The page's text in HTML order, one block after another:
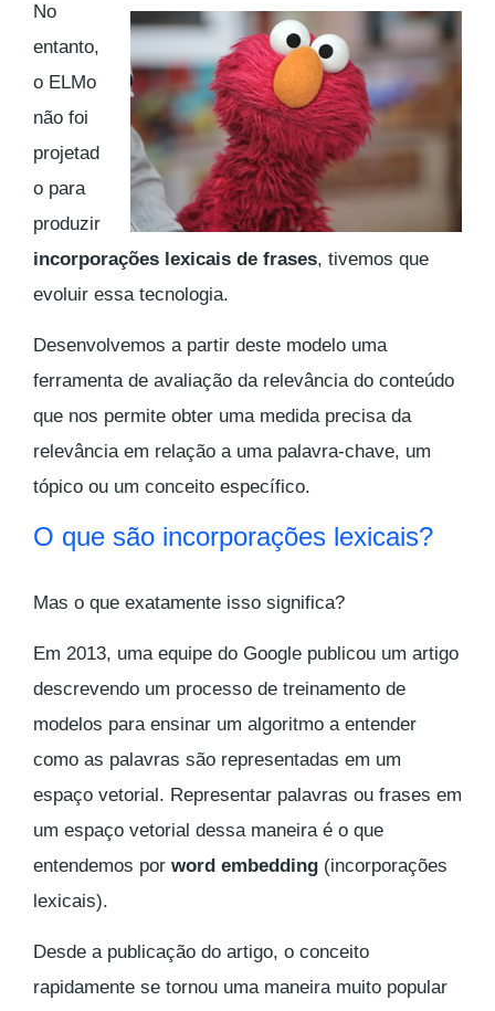
No
entanto,
o ELMo
não foi
projetad
o para
produzir
incorporações lexicais de frases, tivemos que
evoluir essa tecnologia.
Desenvolvemos a partir deste modelo uma
ferramenta de avaliação da relevância do conteúdo
que nos permite obter uma medida precisa da
relevância em relação a uma palavra-chave, um
tópico ou um conceito específico.
O que são incorporações lexicais?
Mas o que exatamente isso significa?
Em 2013, uma equipe do Google publicou um artigo
descrevendo um processo de treinamento de
modelos para ensinar um algoritmo a entender
como as palavras são representadas em um
espaço vetorial. Representar palavras ou frases em
um espaço vetorial dessa maneira é o que
entendemos por word embedding (incorporações
lexicais).
Desde a publicação do artigo, o conceito
rapidamente se tornou uma maneira muito popular